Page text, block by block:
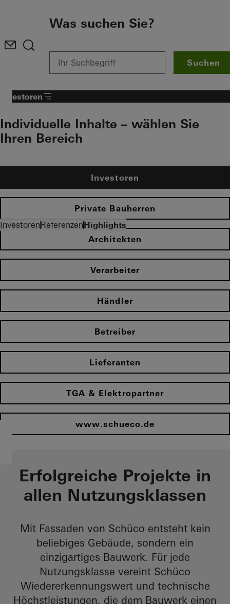
Was suchen Sie?
Suchen
InvestorenReferenzenHighlights
Investoren
Individuelle Inhalte – wählen Sie
Ihren Bereich
Investoren
Private Bauherren
Architekten
Verarbeiter
Händler
Betreiber
Lieferanten
TGA & Elektropartner
www.schueco.de
Erfolgreiche Projekte in
allen Nutzungsklassen​
Mit Fassaden von Schüco entsteht kein
beliebiges Gebäude, sondern ein
einzigartiges Bauwerk. Für jede
Nutzungsklasse vereint Schüco
Wiedererkennungswert und technische
Höchstleistungen, die dem Bauwerk einen